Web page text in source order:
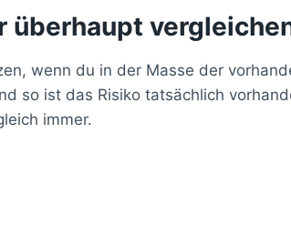
überhaupt
wenn du in der Masse der
so ist das Risiko tatsächlich
immer.